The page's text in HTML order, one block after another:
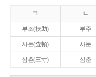
ㄱ ㄴ
부조(扶助) 부주
사돈(査頓) 사둔
삼촌(三寸) 삼춘